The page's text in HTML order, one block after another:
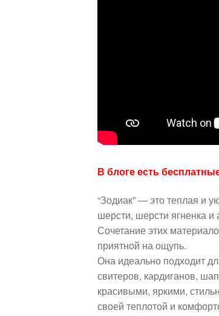
В блоге есть
“Зодиак” — это теплая и
шерсти, шерсти ягненка
Сочетание этих
приятной на ощупь.
Она идеально подходит
свитеров, кардиганов,
красивыми, яркими,
своей теплотой и